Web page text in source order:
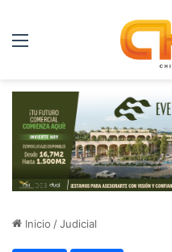
Menú
Inicio /Judicial